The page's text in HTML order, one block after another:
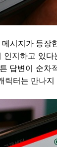
시지가 등장
지하고 있
답변이 순차
릭터는 만나